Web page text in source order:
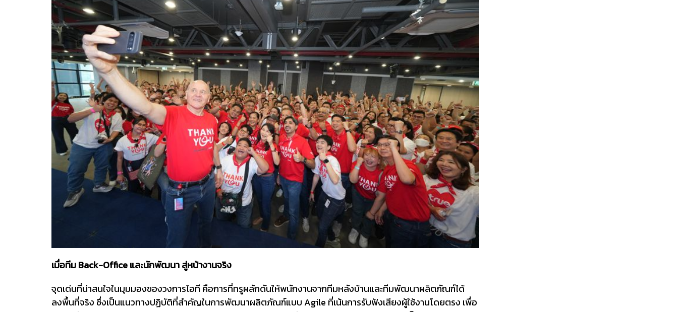
เมื่อทีม Back-Office และนักพัฒนา สู่หน้างานจริง
จุดเด่นที่น่าสนใจในมุมมองของวงการไอที คือการที่ทรูผลักดันให้พนักงานจากทีมหลังบ้านและทีมพัฒนาผลิตภัณฑ์ได้
ลงพื้นที่จริง ซึ่งเป็นแนวทางปฏิบัติที่สำคัญในการพัฒนาผลิตภัณฑ์แบบ Agile ที่เน้นการรับฟังเสียงผู้ใช้งานโดยตรง เพื่อ